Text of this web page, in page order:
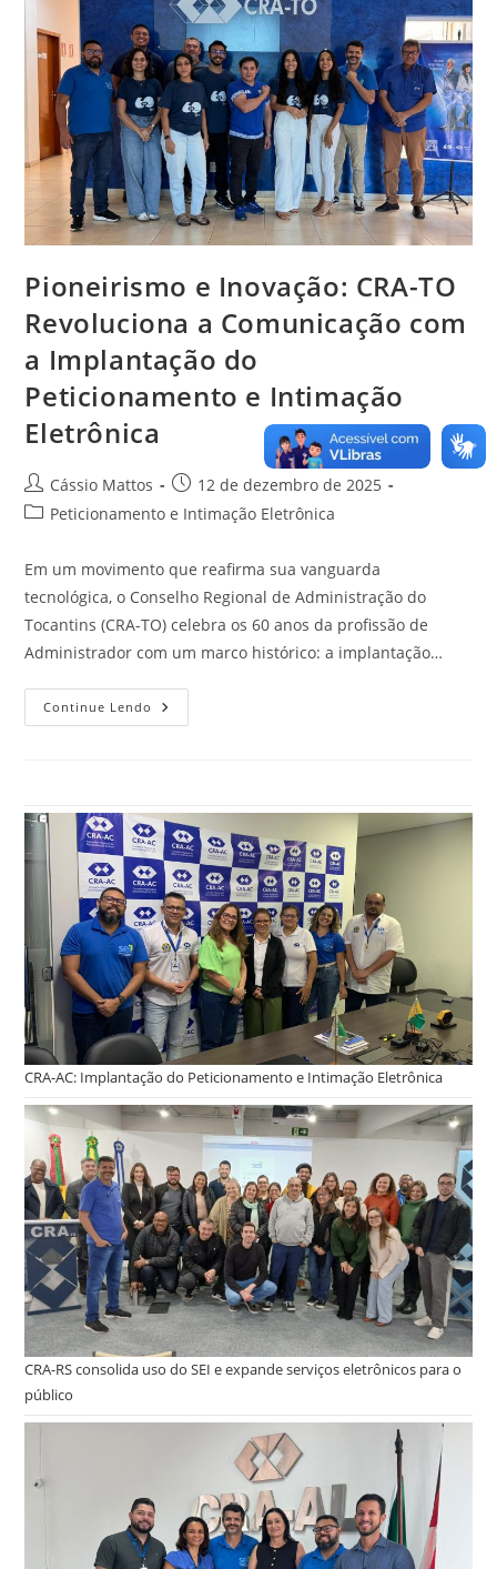
Eletrônica
Transformam
A
Comunicação
E
A
Gestão
Pioneirismo e Inovação: CRA-TO
Revoluciona a Comunicação com
a Implantação do
Peticionamento e Intimação
Eletrônica
Autor
do
Cássio Mattos
Post
publicado:
12 de dezembro de 2025
Categoria
post:
Peticionamento e Intimação Eletrônica
Em um movimento que reafirma sua vanguarda
tecnológica, o Conselho Regional de Administração do
Tocantins (CRA-TO) celebra os 60 anos da profissão de
Administrador com um marco histórico: a implantação…
Continue Lendo Pioneirismo
E
Comunicação
Com
A
Implantação
Do
Peticionamento
E
Intimação
Eletrônica
CRA-AC: Implantação do Peticionamento e Intimação Eletrônica
CRA-RS consolida uso do SEI e expande serviços eletrônicos para o
público